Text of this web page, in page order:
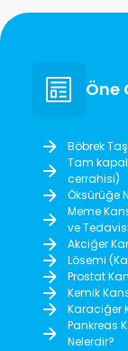
Öne
Böbrek
Tam
cerrahisi)
Öksürüğe
Meme
ve Tedavisi
Akciğer
Lösemi
Prostat
Kemik
Karaciğer
Pankreas
Nelerdir?